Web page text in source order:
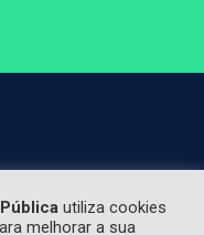
utiliza cookies
melhorar a sua